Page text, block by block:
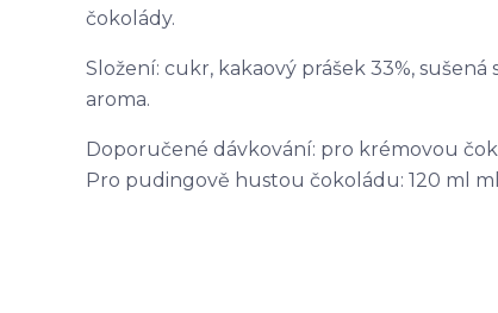
čokolády.
Složení: cukr, kakaový prášek 33%,
aroma.
Doporučené dávkování: pro krémovou
Pro pudingově hustou čokoládu: 120 ml